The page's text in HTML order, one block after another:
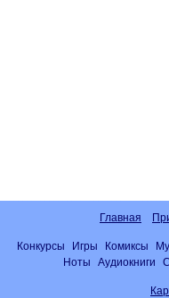
Главная
Конкурсы Игры Комиксы
Ноты
Аудиокниги